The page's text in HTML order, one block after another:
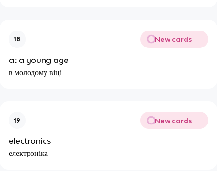
18 New cards
at a young age
в молодому віці
19 New cards
electronics
електроніка